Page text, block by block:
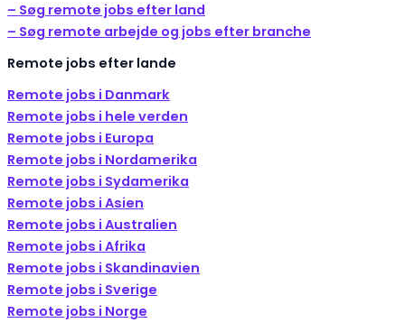
– Søg remote jobs efter land
– Søg remote arbejde og jobs efter branche
Remote jobs efter lande
Remote jobs i Danmark
Remote jobs i hele verden
Remote jobs i Europa
Remote jobs i Nordamerika
Remote jobs i Sydamerika
Remote jobs i Asien
Remote jobs i Australien
Remote jobs i Afrika
Remote jobs i Skandinavien
Remote jobs i Sverige
Remote jobs i Norge